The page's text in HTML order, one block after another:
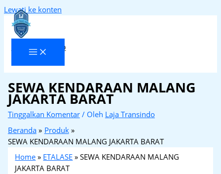
Lewati ke konten
Laja Transindo
SEWA KENDARAAN MALANG
JAKARTA BARAT
Tinggalkan Komentar / Oleh Laja Transindo
Beranda
Produk
SEWA KENDARAAN MALANG JAKARTA BARAT
Home » ETALASE »SEWA KENDARAAN MALANG
JAKARTA BARAT